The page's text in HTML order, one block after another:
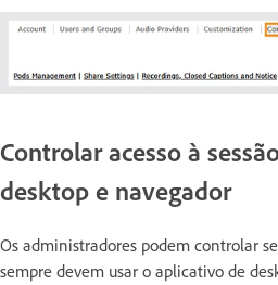
Controlar acesso à
desktop e navegador
Os administradores podem controlar
sempre devem usar o aplicativo de